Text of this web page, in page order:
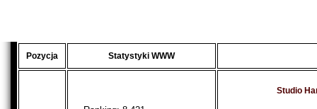
Pozycja Statystyki WWW
Studio